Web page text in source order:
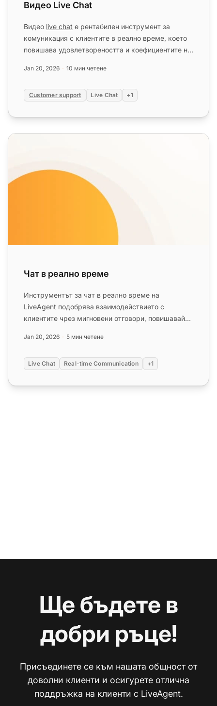
Видео Live Chat
Видео live chat е рентабилен инструмент за
комуникация с клиентите в реално време, което
повишава удовлетвореността и коефициентите на
Jan 20, 2026 10 мин четене
Customer support Live Chat +1
Чат в реално време
Чат в реално време
Инструментът за чат в реално време на
LiveAgent подобрява взаимодействието с
клиентите чрез мигновени отговори, повишавайки
Jan 20, 2026 5 мин четене
Live Chat Real-time Communication +1
Ще бъдете в
добри ръце!
Присъединете се към нашата общност от
доволни клиенти и осигурете отлична
поддръжка на клиенти с LiveAgent.